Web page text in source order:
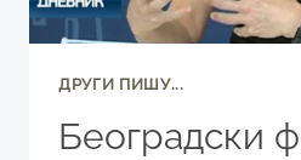
ДРУГИ ПИШУ...
Београдски